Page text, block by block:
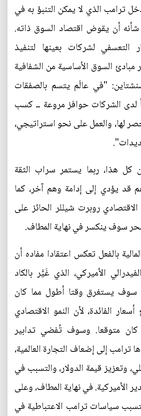
ترامب الذي لا يمكن التنبؤ به في
أن يقوض اقتصاد السوق ذاته.
التعسفي لشركات بعينها لتنفيذ
السوق الأساسية من الشفافية
"في عالَم يتسم بالصفقات
لدى الشركات حوافز مروعة ــ كسب
لها، والعمل على نحو استراتيجي،
كل هذا، ربما يستمر سراب الثقة
قد يؤدي إلى إدامة وهم آخر، كما
روبرت شيللر الحائز على
سوف ينكسر في نهاية المطاف.
بالفعل تعكس اعتقادا مفاده أن
الأميركي، الذي غَيَّر بالكاد
سوف يستغرق وقتا أطول مما كان
الفائدة، لأن النمو الاقتصادي
متوقعا. وسوف تُفضي تدابير
ترامب إلى إضعاف التجارة العالمية،
وتعزيز قيمة الدولار، والتسبب في
الأميركية. في نهاية المطاف، وعلى
سياسات ترامب الاعتباطية في